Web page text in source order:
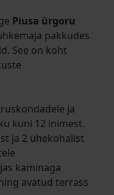
Piusa ürgoru
pakkudes
See on koht
ja
kuni 12 inimest.
ja 2 ühekohalist
kaminaga
avatud terrass